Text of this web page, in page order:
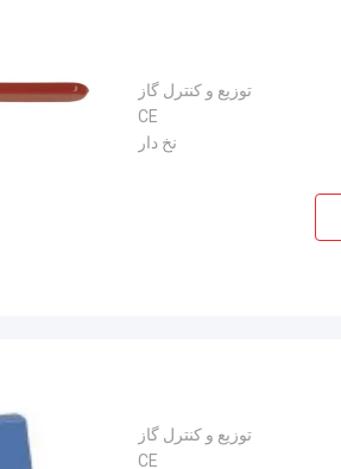
توزیع و کنترل گاز
CE
نخ دار
توزیع و کنترل گاز
CE